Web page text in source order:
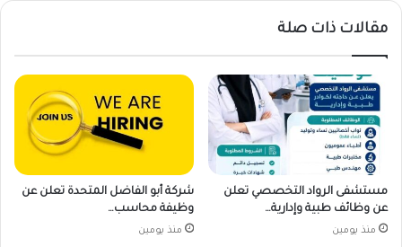
مقالات ذات صلة
مستشفى الرواد التخصصي تعلن
عن وظائف طبية وإدارية…
منذ يومين
شركة أبو الفاضل المتحدة تعلن عن
وظيفة محاسب…
منذ يومين